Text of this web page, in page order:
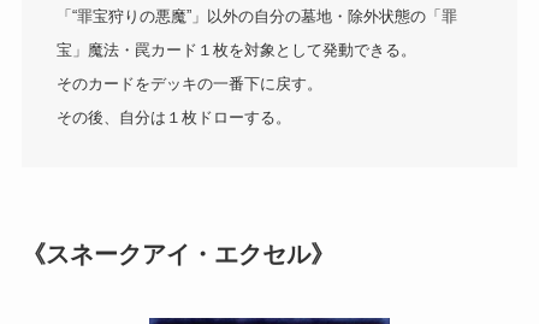
「“罪宝狩りの悪魔”」以外の自分の墓地・除外状態の「罪
宝」魔法・罠カード１枚を対象として発動できる。
そのカードをデッキの一番下に戻す。
その後、自分は１枚ドローする。
《スネークアイ・エクセル》